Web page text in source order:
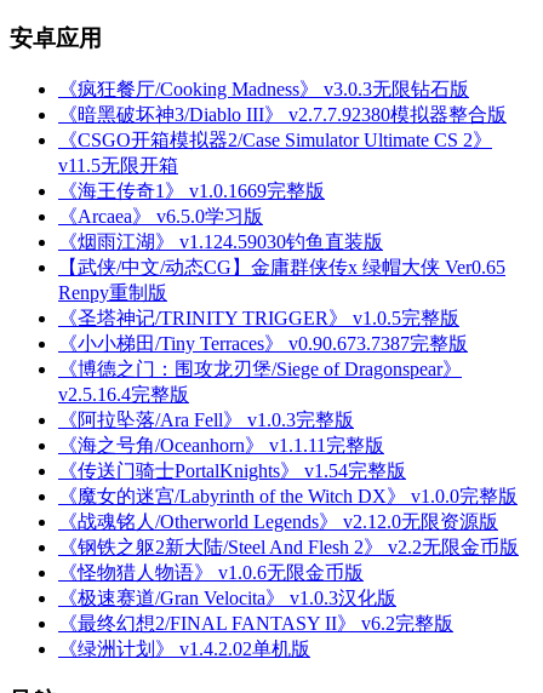
安卓应用
《疯狂餐厅/Cooking Madness》 v3.0.3无限钻石版
《暗黑破坏神3/Diablo III》 v2.7.7.92380模拟器整合版
《CSGO开箱模拟器2/Case Simulator Ultimate CS 2》
v11.5无限开箱
《海王传奇1》 v1.0.1669完整版
《Arcaea》 v6.5.0学习版
《烟雨江湖》 v1.124.59030钓鱼直装版
【武侠/中文/动态CG】金庸群侠传x 绿帽大侠 Ver0.65
Renpy重制版
《圣塔神记/TRINITY TRIGGER》 v1.0.5完整版
《小小梯田/Tiny Terraces》 v0.90.673.7387完整版
《博德之门：围攻龙刃堡/Siege of Dragonspear》
v2.5.16.4完整版
《阿拉坠落/Ara Fell》 v1.0.3完整版
《海之号角/Oceanhorn》 v1.1.11完整版
《传送门骑士PortalKnights》 v1.54完整版
《魔女的迷宫/Labyrinth of the Witch DX》 v1.0.0完整版
《战魂铭人/Otherworld Legends》 v2.12.0无限资源版
《钢铁之躯2新大陆/Steel And Flesh 2》 v2.2无限金币版
《怪物猎人物语》 v1.0.6无限金币版
《极速赛道/Gran Velocita》 v1.0.3汉化版
《最终幻想2/FINAL FANTASY II》 v6.2完整版
《绿洲计划》 v1.4.2.02单机版